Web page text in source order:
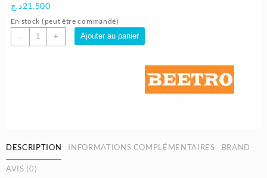
21.500د.ج
En stock (peut être commandé)
-
quantité
de
cm
|
BEETRO
+ Ajouter au panier
DESCRIPTION INFORMATIONS COMPLÉMENTAIRES BRAND
AVIS (0)